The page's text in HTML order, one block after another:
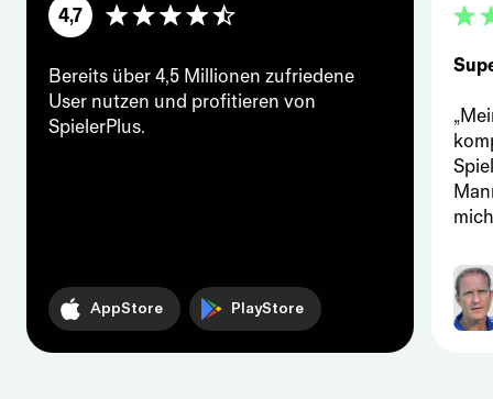
4,7
Bereits über 4,5 Millionen zufriedene
User nutzen und profitieren von
SpielerPlus.
AppStore PlayStore